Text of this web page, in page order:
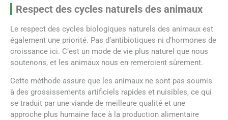
Respect des cycles naturels des animaux
Le respect des cycles biologiques naturels des animaux est
également une priorité. Pas d’antibiotiques ni d’hormones de
croissance ici. C’est un mode de vie plus naturel que nous
soutenons, et les animaux nous en remercient sûrement.
Cette méthode assure que les animaux ne sont pas soumis
à des grossissements artificiels rapides et nuisibles, ce qui
se traduit par une viande de meilleure qualité et une
approche plus humaine face à la production alimentaire